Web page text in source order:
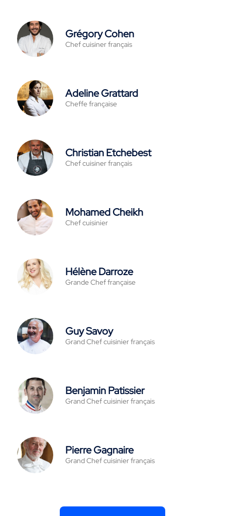
Grégory Cohen
Chef cuisiner français
Adeline Grattard
Cheffe française
Christian Etchebest
Chef cuisiner français
Mohamed Cheikh
Chef cuisinier
Hélène Darroze
Grande Chef française
Guy Savoy
Grand Chef cuisinier français
Benjamin Patissier
Grand Chef cuisinier français
Pierre Gagnaire
Grand Chef cuisinier français